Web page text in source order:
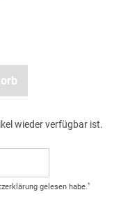
wieder verfügbar ist.
gelesen habe.*